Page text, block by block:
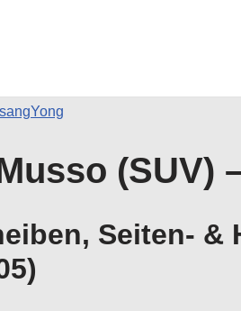
(SUV)
Seiten- &